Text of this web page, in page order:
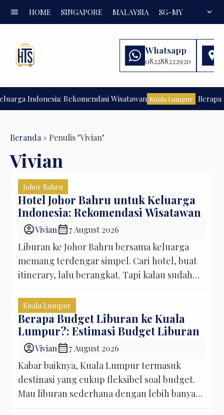
menu HOME SINGAPORE MALAYSIA SG-MY FAQexpand_more
Whatsapp
082288222920
Indonesia: Rekomendasi Wisatawan Kuala Lumpur Berapa
Beranda » Penulis "Vivian"
Vivian
Johor Bahru
Hotel Johor Bahru untuk Keluarga
Indonesia: Rekomendasi Wisatawan
account_circleViviancalendar_month7 August 2026
Liburan ke Johor Bahru bersama keluarga
memang terdengar simpel. Cari hotel, buat
itinerary, lalu berangkat. Tapi kalau sudah
tahu kenyataannya tidak sesederhana itu. Ada
koper yang harus dibawa, mungkin stroller,
tas kecil berisi kebutuhan anak, belum lagi
kalau si kecil mulai mengantuk saat
perjalanan belum selesai. Di situ biasanya […]
Kuala Lumpur
Berapa Budget Liburan ke Kuala
Lumpur?: Estimasi Budget Liburan
account_circleViviancalendar_month7 August 2026
Kabar baiknya, Kuala Lumpur termasuk
destinasi yang cukup fleksibel soal budget.
Mau liburan sederhana dengan lebih banyak